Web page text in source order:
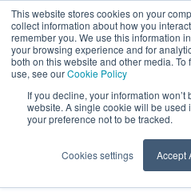
This website stores cookies on your
collect information about how you
remember you. We use this information
your browsing experience and for
both on this website and other media.
use, see ourCookie Policy
If you decline, your information
website. A single cookie will be used
your preference not to be tracked.
Cookies settings Accept